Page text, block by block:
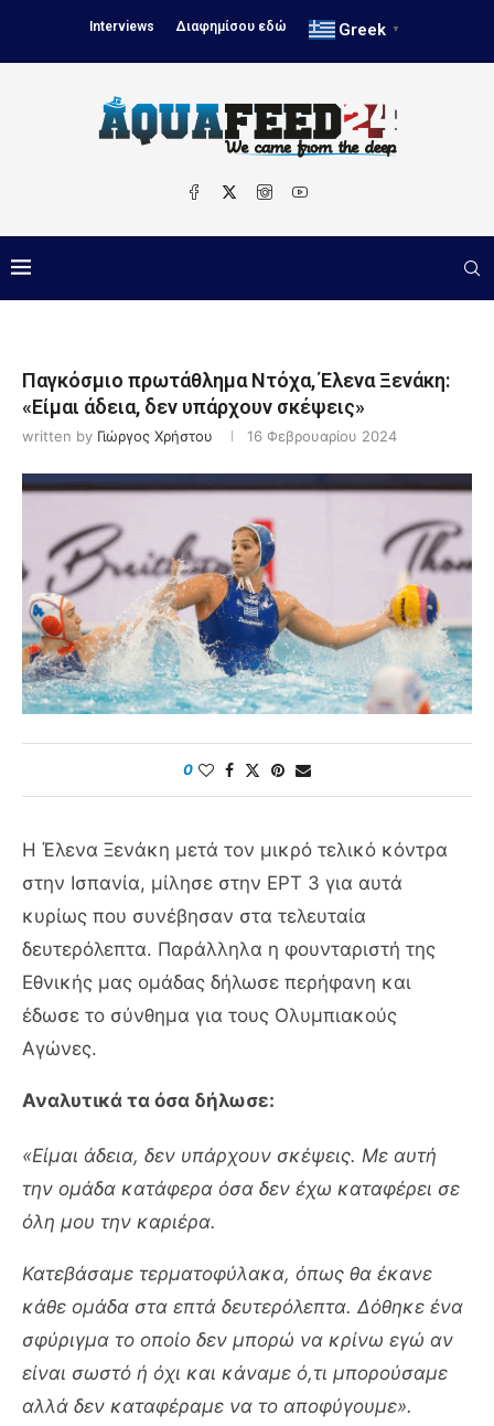
Interviews Διαφημίσου εδώ Greek ▼
Παγκόσμιο πρωτάθλημα Ντόχα, Έλενα Ξενάκη:
«Είμαι άδεια, δεν υπάρχουν σκέψεις»
written by Γιώργος Χρήστου 16 Φεβρουαρίου 2024
0
Η Έλενα Ξενάκη μετά τον μικρό τελικό κόντρα
στην Ισπανία, μίλησε στην ΕΡΤ 3 για αυτά
κυρίως που συνέβησαν στα τελευταία
δευτερόλεπτα. Παράλληλα η φουνταριστή της
Εθνικής μας ομάδας δήλωσε περήφανη και
έδωσε το σύνθημα για τους Ολυμπιακούς
Αγώνες.
Αναλυτικά τα όσα δήλωσε:
«Είμαι άδεια, δεν υπάρχουν σκέψεις. Με αυτή
την ομάδα κατάφερα όσα δεν έχω καταφέρει σε
όλη μου την καριέρα.
Κατεβάσαμε τερματοφύλακα, όπως θα έκανε
κάθε ομάδα στα επτά δευτερόλεπτα. Δόθηκε ένα
σφύριγμα το οποίο δεν μπορώ να κρίνω εγώ αν
είναι σωστό ή όχι και κάναμε ό,τι μπορούσαμε
αλλά δεν καταφέραμε να το αποφύγουμε».